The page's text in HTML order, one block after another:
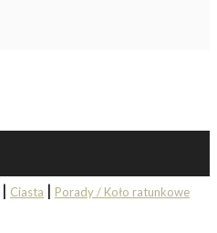
| Ciasta | Porady / Koło ratunkowe